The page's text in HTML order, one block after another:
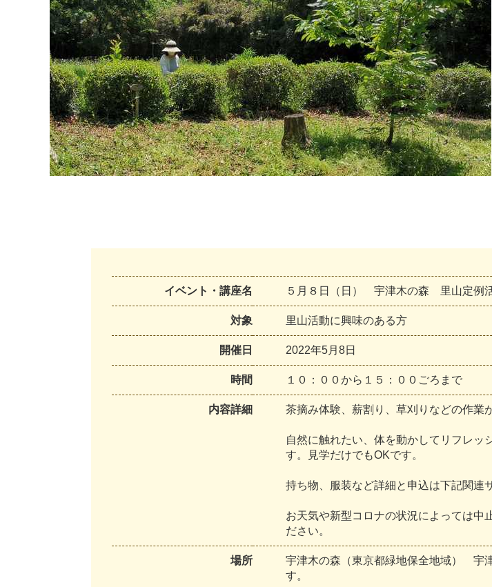
イベント・講座名 ５月８日（日） 宇津木の森 里山定例
対象 里山活動に興味のある方
開催日 2022年5月 8日
時間 １ ０ ： ０ ０から １ ５ ： ０ ０ ごろ ま で
内容詳細 茶摘み体験、 薪割 り 、 草刈 り などの作業
自然に触れたい、 体を動かして リ フ レ ッ
す。 見学だけでもOKです。
持ち物、 服装など詳細と 申込は下記関連
お天気や新型コ ロナの状況によ っては中
ださ い。
場所 宇津木の森 （東京都緑地保全地域） 宇
す。